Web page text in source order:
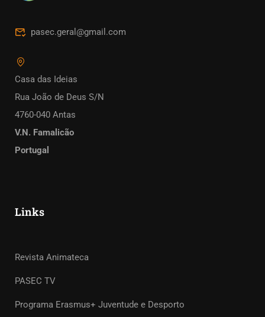
pasec.geral@gmail.com
Casa das Ideias
Rua João de Deus S/N
4760-040 Antas
V.N. Famalicão
Portugal
Links
Revista Animateca
PASEC TV
Programa Erasmus+ Juventude e Desporto